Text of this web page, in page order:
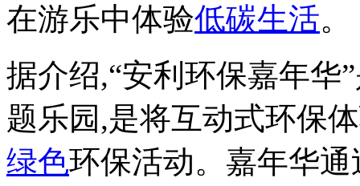
在游乐中体验低碳生活。
据介绍,“安利环保嘉年华
题乐园,是将互动式环保
绿色环保活动。嘉年华